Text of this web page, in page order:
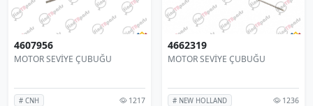
4607956
MOTOR SEVİYE ÇUBUĞU
# CNH 1217
4662319
MOTOR SEVİYE ÇUBUĞU
# NEW HOLLAND 1236